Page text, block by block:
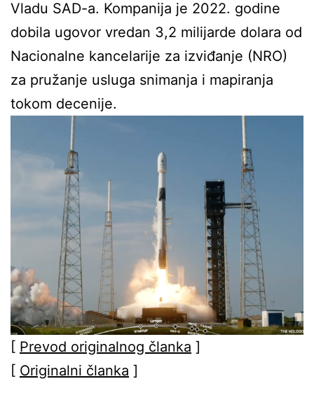
Vladu SAD-a. Kompanija je 2022. godine
dobila ugovor vredan 3,2 milijarde dolara od
Nacionalne kancelarije za izviđanje (NRO)
za pružanje usluga snimanja i mapiranja
tokom decenije.
[ Prevod originalnog članka ]
[ Originalni članka ]